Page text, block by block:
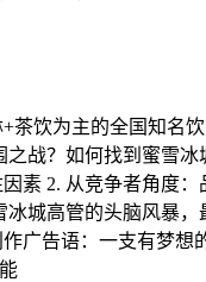
茶饮为主的全国知
战？如何找到蜜雪
素 2. 从竞争者角度
城高管的头脑风暴
广告语：一支有梦